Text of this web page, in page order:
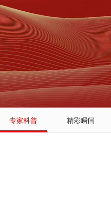
专家科普 精彩瞬间